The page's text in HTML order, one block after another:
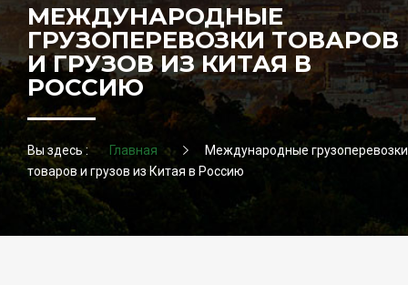
МЕЖДУНАРОДНЫЕ
ГРУЗОПЕРЕВОЗКИ ТОВАРОВ
И ГРУЗОВ ИЗ КИТАЯ В
РОССИЮ
Вы здесь : Главная
Международные грузоперевозки
товаров и грузов из Китая в Россию